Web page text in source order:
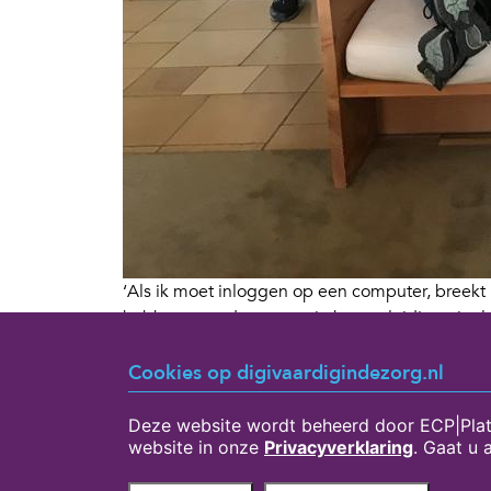
‘Als ik moet inloggen op een computer,
hebben voor de zorg en in hun opleiding niet
‘zulke mensen niet in huis hebben’. Maar
verbergen van hun digitale gebreken. Geloof
Download hier het volledige artikel van
Cookies op digivaardigindezorg.nl
Deze website wordt beheerd door
website in onze Privacyverklaring. Gaat u